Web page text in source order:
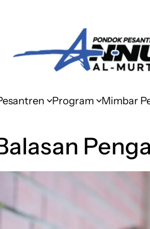
Program Mimbar